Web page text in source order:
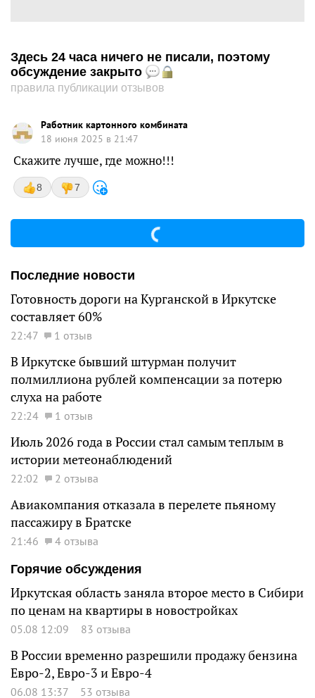
Здесь 24 часа ничего не писали, поэтому
обсуждение закрыто
правила публикации отзывов
Работник картонного комбината
18 июня 2025 в 21:47
Скажите лучше, где можно!!!
8 7
Последние новости
Готовность дороги на Курганской в Иркутске
составляет 60%
22:47 1 отзыв
В Иркутске бывший штурман получит
полмиллиона рублей компенсации за потерю
слуха на работе
22:24 1 отзыв
Июль 2026 года в России стал самым теплым в
истории метеонаблюдений
22:02 2 отзыва
Авиакомпания отказала в перелете пьяному
пассажиру в Братске
21:46
4 отзыва
Горячие обсуждения
Иркутская область заняла второе место в Сибири
по ценам на квартиры в новостройках
05.08 12:09 83 отзыва
В России временно разрешили продажу бензина
Евро-2, Евро-3 и Евро-4
06.08 13:37 53 отзыва